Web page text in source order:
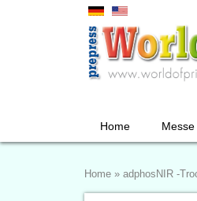
Home
Home » adphosNIR -